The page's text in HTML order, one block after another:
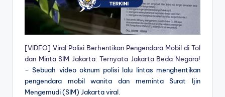
[VIDEO] Viral Polisi Berhentikan Pengendara Mobil di Tol
dan Minta SIM Jakarta: Ternyata Jakarta Beda Negara!
– Sebuah video oknum polisi lalu lintas menghentikan
pengendara mobil wanita dan meminta Surat Ijin
Mengemudi (SIM) Jakarta viral.